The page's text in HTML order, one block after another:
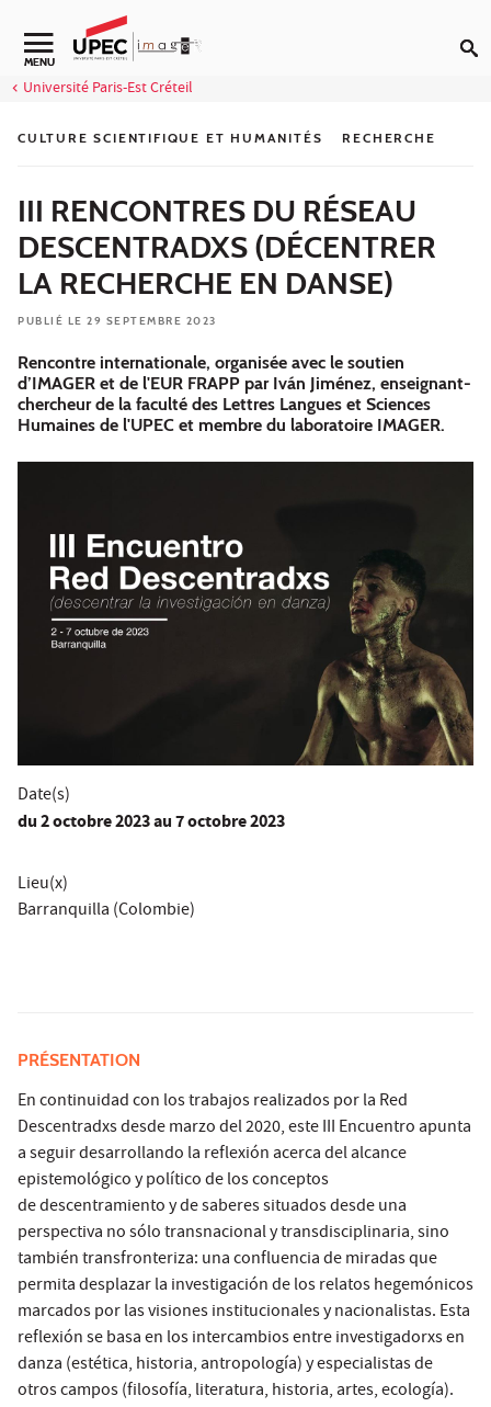
Aller au contenu
Navigation secondaire
MENU
Université Paris-Est Créteil
CULTURE SCIENTIFIQUE ET HUMANITÉS RECHERCHE
III RENCONTRES DU RÉSEAU
DESCENTRADXS (DÉCENTRER
LA RECHERCHE EN DANSE)
PUBLIÉ LE 29 SEPTEMBRE 2023
Rencontre internationale, organisée avec le soutien
d’IMAGER et de l'EUR FRAPP par Iván Jiménez, enseignant-
chercheur de la faculté des Lettres Langues et Sciences
Humaines de l'UPEC et membre du laboratoire IMAGER.
Date(s)
du2 octobre 2023au 7 octobre 2023
Lieu(x)
Barranquilla (Colombie)
PRÉSENTATION
En continuidad con los trabajos realizados por la Red
Descentradxs desde marzo del 2020, este III Encuentro apunta
a seguir desarrollando la reflexión acerca del alcance
epistemológico y político de los conceptos
de descentramiento y de saberes situados desde una
perspectiva no sólo transnacional y transdisciplinaria, sino
también transfronteriza: una confluencia de miradas que
permita desplazar la investigación de los relatos hegemónicos
marcados por las visiones institucionales y nacionalistas. Esta
reflexión se basa en los intercambios entre investigadorxs en
danza (estética, historia, antropología) y especialistas de
otros campos (filosofía, literatura, historia, artes, ecología).